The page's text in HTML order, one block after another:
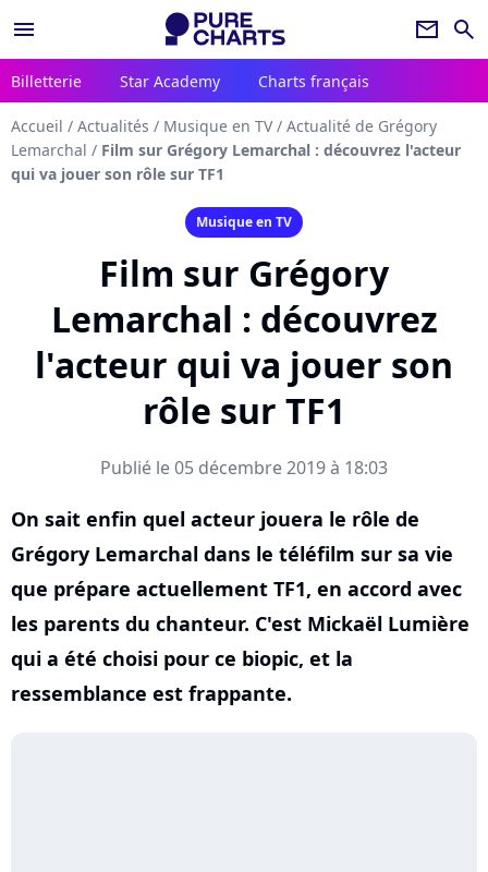
menu newsletter search
Billetterie Star Academy Charts français
Accueil / Actualités / Musique en TV / Actualité de Grégory
Lemarchal / Film sur Grégory Lemarchal : découvrez l'acteur
qui va jouer son rôle sur TF1
Musique en TV
Film sur Grégory
Lemarchal : découvrez
l'acteur qui va jouer son
rôle sur TF1
Publié le 05 décembre 2019 à 18:03
On sait enfin quel acteur jouera le rôle de
Grégory Lemarchal dans le téléfilm sur sa vie
que prépare actuellement TF1, en accord avec
les parents du chanteur. C'est Mickaël Lumière
qui a été choisi pour ce biopic, et la
ressemblance est frappante.